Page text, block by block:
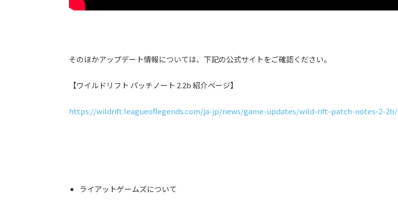
そのほかアップデート情報については、下記の公式サイトをご確認ください。
【ワイルドリフト パッチノート 2.2b 紹介ページ】
https://wildrift.leagueoflegends.com/ja-jp/news/game-updates/wild-rift-patch-notes-2-2b/
ライアットゲームズについて